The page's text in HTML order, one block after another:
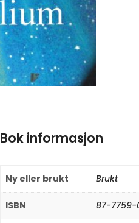
Bok informasjon
Ny eller brukt Brukt
ISBN 87-